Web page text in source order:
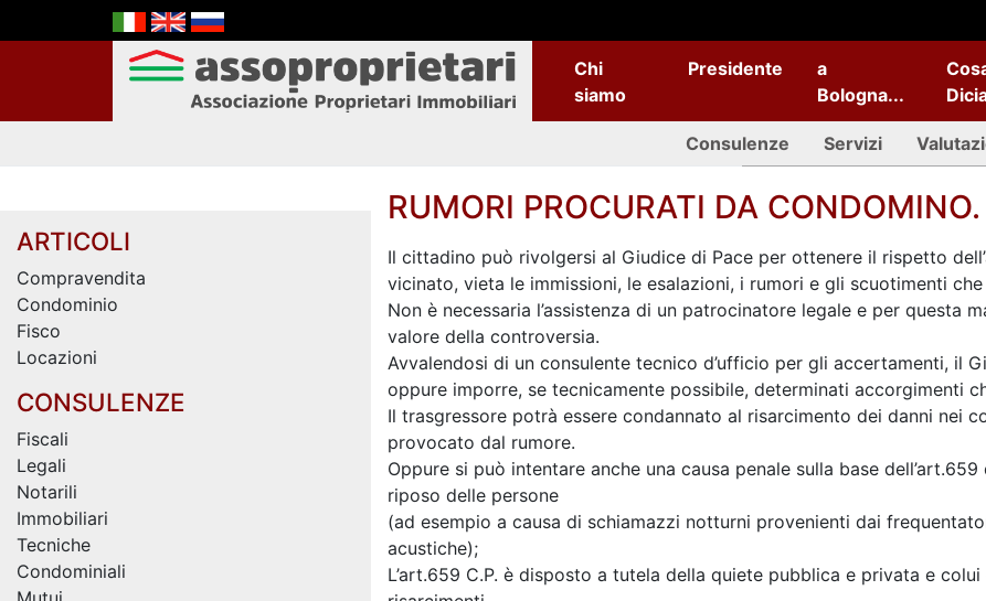
Chi
siamo
Presidente
a
Bologna...
Consulenze Servizi
ARTICOLI
Compravendita
Condominio
Fisco
Locazioni
CONSULENZE
Fiscali
Legali
Notarili
Immobiliari
Tecniche
Condominiali
RUMORI PROCURATI DA
Il cittadino può rivolgersi al Giudice di Pace per ottenere il rispetto
vicinato, vieta le immissioni, le esalazioni, i rumori e gli scuotimenti che
Non è necessaria l’assistenza di un patrocinatore legale e per questa
valore della controversia.
Avvalendosi di un consulente tecnico d’ufficio per gli accertamenti, il
oppure imporre, se tecnicamente possibile, determinati accorgimenti
Il trasgressore potrà essere condannato al risarcimento dei danni nei
provocato dal rumore.
Oppure si può intentare anche una causa penale sulla base
riposo delle persone
(ad esempio a causa di schiamazzi notturni provenienti dai
acustiche);
L’art.659 C.P. è disposto a tutela della quiete pubblica e privata e